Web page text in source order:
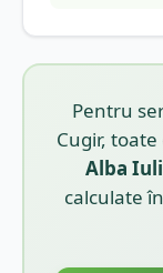
Pentru
Cugir, toate
Alba
calculate